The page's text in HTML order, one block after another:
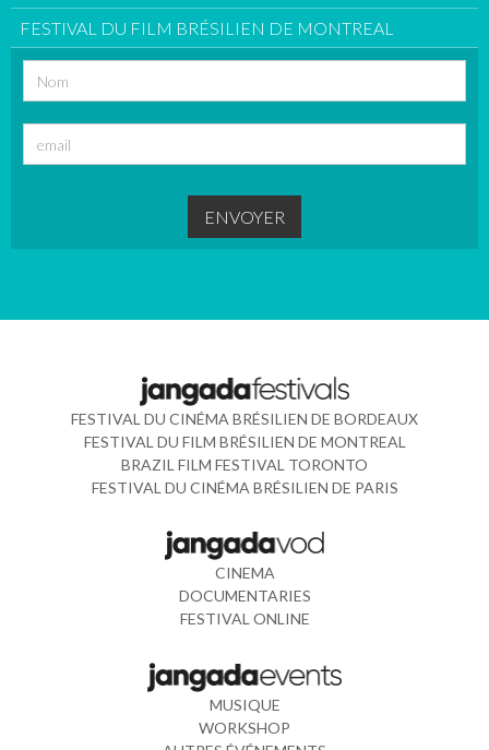
FESTIVAL DU FILM BRÉSILIEN DE MONTREAL
FESTIVAL DU CINÉMA BRÉSILIEN DE BORDEAUX
FESTIVAL DU FILM BRÉSILIEN DE MONTREAL
BRAZIL FILM FESTIVAL TORONTO
FESTIVAL DU CINÉMA BRÉSILIEN DE PARIS
CINEMA
DOCUMENTARIES
FESTIVAL ONLINE
MUSIQUE
WORKSHOP